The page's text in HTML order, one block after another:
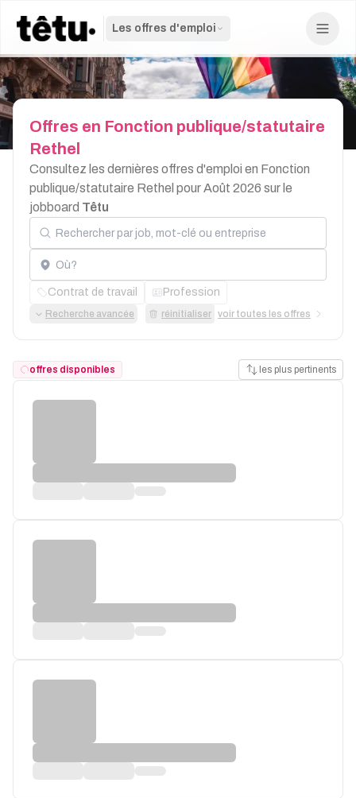
Les offres d'emploi
Offres en Fonction publique/statutaire
Rethel
Consultez les dernières offres d'emploi en Fonction
publique/statutaire Rethel pour Août 2026 sur le
jobboard Têtu
Rechercher par job, mot-clé ou entreprise
Localisation
Contrat de travail Profession
Recherche avancée réinitialiser voir toutes les offres
offres disponibles les plus pertinents